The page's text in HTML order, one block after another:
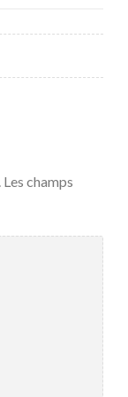
Les champs